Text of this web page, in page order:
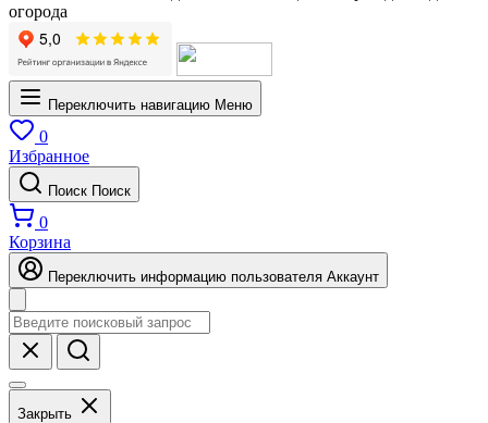
огорода
Переключить навигацию Меню
0
Избранное
Поиск Поиск
0
Корзина
Переключить информацию пользователя Аккаунт
Закрыть